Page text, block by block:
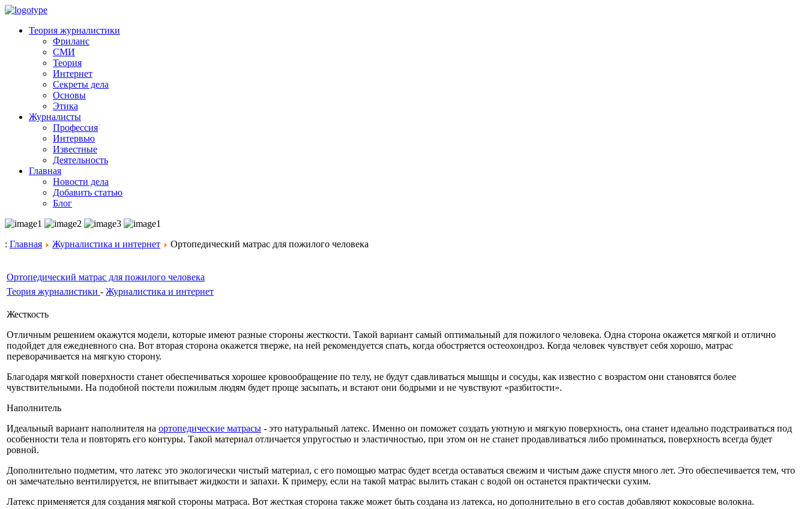
Теория журналистики
Фриланс
СМИ
Теория
Интернет
Секреты дела
Основы
Этика
Журналисты
Профессия
Интервью
Известные
Деятельность
Главная
Новости дела
Добавить статью
Блог
: Главная Журналистика и интернет Ортопедический матрас для пожилого человека
Ортопедический матрас для пожилого человека
Теория журналистики - Журналистика и интернет
Жесткость
Отличным решением окажутся модели, которые имеют разные стороны жесткости. Такой вариант самый оптимальный для пожилого человека. Одна сторона окажется мягкой и отлично
подойдет для ежедневного сна. Вот вторая сторона окажется тверже, на ней рекомендуется спать, когда обостряется остеохондроз. Когда человек чувствует себя хорошо, матрас
переворачивается на мягкую сторону.
Благодаря мягкой поверхности станет обеспечиваться хорошее кровообращение по телу, не будут сдавливаться мышцы и сосуды, как известно с возрастом они становятся более
чувствительными. На подобной постели пожилым людям будет проще засыпать, и встают они бодрыми и не чувствуют «разбитости».
Наполнитель
Идеальный вариант наполнителя на ортопедические матрасы - это натуральный латекс. Именно он поможет создать уютную и мягкую поверхность, она станет идеально подстраиваться под
особенности тела и повторять его контуры. Такой материал отличается упругостью и эластичностью, при этом он не станет продавливаться либо проминаться, поверхность всегда будет
ровной.
Дополнительно подметим, что латекс это экологически чистый материал, с его помощью матрас будет всегда оставаться свежим и чистым даже спустя много лет. Это обеспечивается тем, что
он замечательно вентилируется, не впитывает жидкости и запахи. К примеру, если на такой матрас вылить стакан с водой он останется практически сухим.
Латекс применяется для создания мягкой стороны матраса. Вот жесткая сторона также может быть создана из латекса, но дополнительно в его состав добавляют кокосовые волокна.